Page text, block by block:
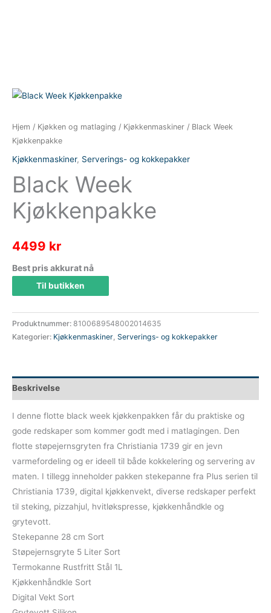
Hjem / Kjøkken og matlaging / Kjøkkenmaskiner / Black Week
Kjøkkenpakke
Kjøkkenmaskiner, Serverings- og kokkepakker
Black Week
Kjøkkenpakke
4499 kr
Best pris akkurat nå
Til butikken
Produktnummer: 8100689548002014635
Kategorier: Kjøkkenmaskiner Serverings- og kokkepakker
Beskrivelse
I denne flotte black week kjøkkenpakken får du praktiske og
gode redskaper som kommer godt med i matlagingen. Den
flotte støpejernsgryten fra Christiania 1739 gir en jevn
varmefordeling og er ideell til både kokkelering og servering av
maten. I tillegg inneholder pakken stekepanne fra Plus serien til
Christiania 1739, digital kjøkkenvekt, diverse redskaper perfekt
til steking, pizzahjul, hvitløkspresse, kjøkkenhåndkle og
grytevott.
Stekepanne 28 cm Sort
Støpejernsgryte 5 Liter Sort
Termokanne Rustfritt Stål 1L
Kjøkkenhåndkle Sort
Digital Vekt Sort